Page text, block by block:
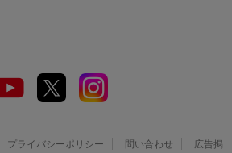
プライバシーポリシー 問い合わせ 広告掲